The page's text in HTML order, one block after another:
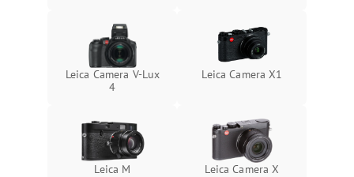
Leica Camera V-Lux
4
Leica Camera X1
Leica M Leica Camera X